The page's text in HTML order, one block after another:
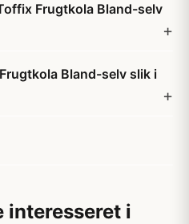
Frugtkola Bland-selv
Bland-selv slik i
interesseret i